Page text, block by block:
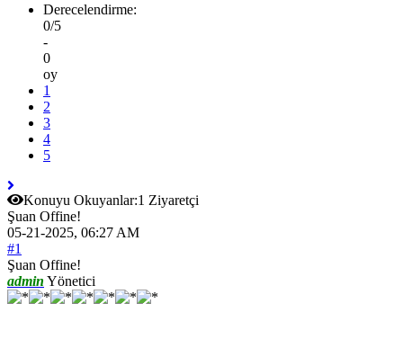
Derecelendirme:
0/5
-
0
oy
1
2
3
4
5
Konuyu Okuyanlar:1 Ziyaretçi
Şuan Offine!
05-21-2025, 06:27 AM
#1
Şuan Offine!
admin Yönetici